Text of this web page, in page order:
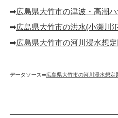
➡︎広島県大竹市の津波・高潮
➡︎広島県大竹市の洪水(小瀬川
➡︎広島県大竹市の河川浸水想定
データソース➡︎広島県大竹市の河川浸水想定